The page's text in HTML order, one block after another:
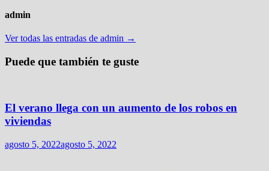
admin
Ver todas las entradas de admin →
Puede que también te guste
El verano llega con un aumento de los robos en
viviendas
agosto 5, 2022agosto 5, 2022